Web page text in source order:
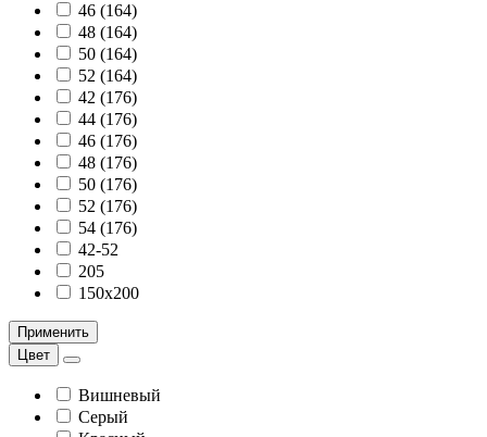
46 (164)
48 (164)
50 (164)
52 (164)
42 (176)
44 (176)
46 (176)
48 (176)
50 (176)
52 (176)
54 (176)
42-52
205
150х200
Применить
Цвет
Вишневый
Серый